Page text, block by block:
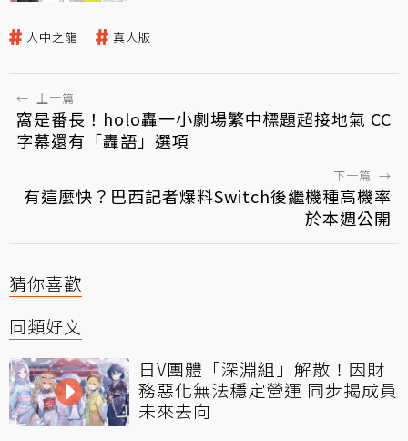
人中之龍 真人版
← 上一篇
窩是番長！holo轟一小劇場繁中標題超接地氣 CC
字幕還有「轟語」選項
下一篇 →
有這麼快？巴西記者爆料Switch後繼機種高機率
於本週公開
猜你喜歡
同類好文
日V團體「深淵組」解散！因財
務惡化無法穩定營運 同步揭成員
未來去向